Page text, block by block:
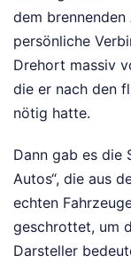
dem
persönliche
Drehort massiv
die er nach den
nötig hatte.
Dann gab es die
Autos“, die aus
echten
geschrottet, um
Darsteller